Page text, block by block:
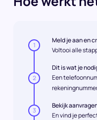
1
Meld je aan en
Voltooi alle
2
Dit is wat je
Een
3
Bekijk
En vind je